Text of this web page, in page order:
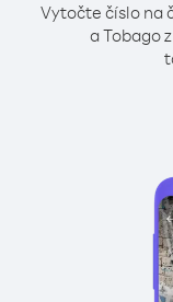
Vytočte číslo na
a Tobago